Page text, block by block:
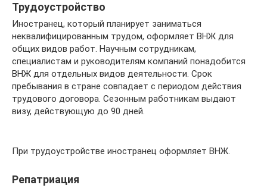
Трудоустройство
Иностранец, который планирует заниматься
неквалифицированным трудом, оформляет ВНЖ для
общих видов работ. Научным сотрудникам,
специалистам и руководителям компаний понадобится
ВНЖ для отдельных видов деятельности. Срок
пребывания в стране совпадает с периодом действия
трудового договора. Сезонным работникам выдают
визу, действующую до 90 дней.
При трудоустройстве иностранец оформляет ВНЖ.
Репатриация